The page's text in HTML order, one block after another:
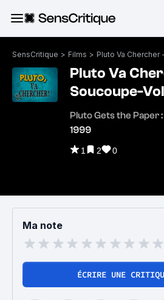
SensCritique > Films >
Pluto Va
Soucoupe-
Pluto Gets the Paper
1999
1 2 0
Ma note
ÉCRIRE UNE